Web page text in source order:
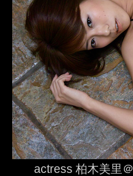
actress 柏木美里＠